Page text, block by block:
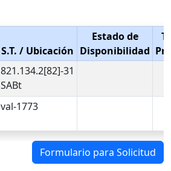
S.T. / Ubicación
Estado de
Disponibilidad
821.134.2[82]-31
SABt
val-1773
Formulario para Solicitud